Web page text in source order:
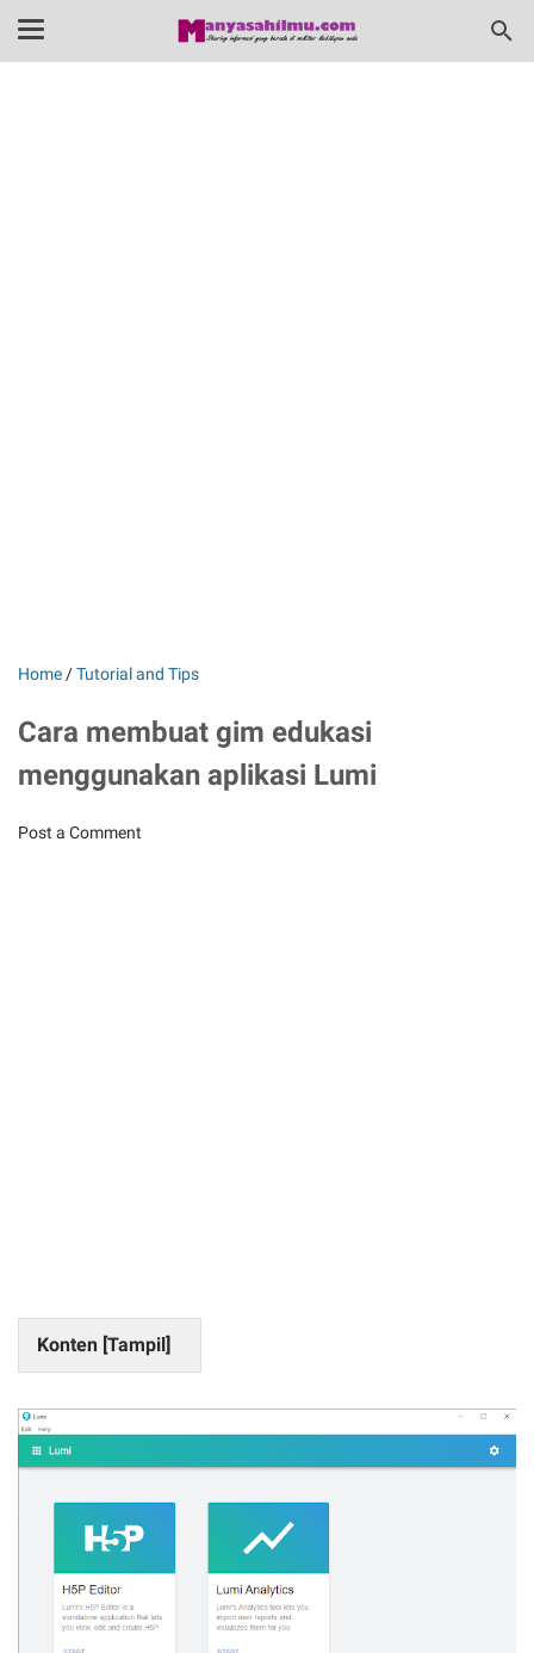
Home /Tutorial and Tips
Cara membuat gim edukasi
menggunakan aplikasi Lumi
Post a Comment
Konten [Tampil]